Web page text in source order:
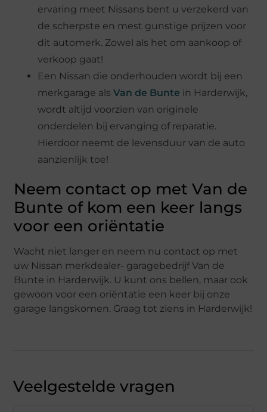
ervaring meet Nissans bent u verzekerd van
de scherpste en mest gunstige prijzen voor
dit automerk. Zowel als het om aankoop of
verkoop gaat!
Een Nissan die onderhouden wordt bij een
merkgarage alsVan de Bunte in Harderwijk,
wordt altijd voorzien van originele
onderdelen bij ervanging of reparatie.
Hierdoor neemt de levensduur van de auto
aanzienlijk toe!
Neem contact op met Van de
Bunte of kom een keer langs
voor een oriëntatie
Wacht niet langer en neem nu contact op met
uw Nissan merkdealer- garagebedrijf Van de
Bunte in Harderwijk. U kunt ons bellen, maar ook
gewoon voor een oriëntatie een keer bij onze
garage langskomen. Graag tot ziens in Harderwijk!
Veelgestelde vragen